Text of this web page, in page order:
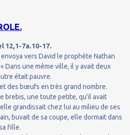
12,1-7a.10-17.
vers David le prophète Nathan
Dans une même ville, il y avait deux
était pauvre.
des bœufs en très grand nombre.
brebis, une toute petite, qu’il avait
grandissait chez lui au milieu de ses
buvait de sa coupe, elle dormait dans
fille.